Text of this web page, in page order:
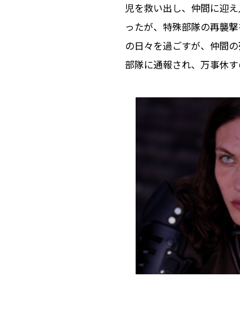
児を救い出し、仲間に迎
ったが、特殊部隊の再襲
の日々を過ごすが、仲間
部隊に通報され、万事休